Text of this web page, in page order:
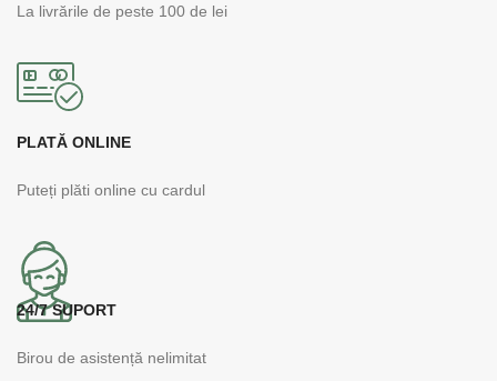
La livrările de peste 100 de lei
PLATĂ ONLINE
Puteți plăti online cu cardul
24/7 SUPORT
Birou de asistență nelimitat